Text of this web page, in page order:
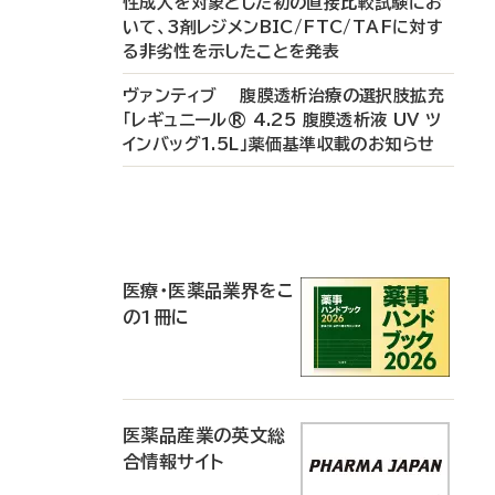
いて、3剤レジメンBIC/FTC/TAFに対す
る非劣性を示したことを発表
ヴァンティブ 腹膜透析治療の選択肢拡充
「レギュニール® 4.25 腹膜透析液 UV ツ
インバッグ1.5L」薬価基準収載のお知らせ
医療・医薬品業界をこ
の1冊に
医薬品産業の英文総
合情報サイト